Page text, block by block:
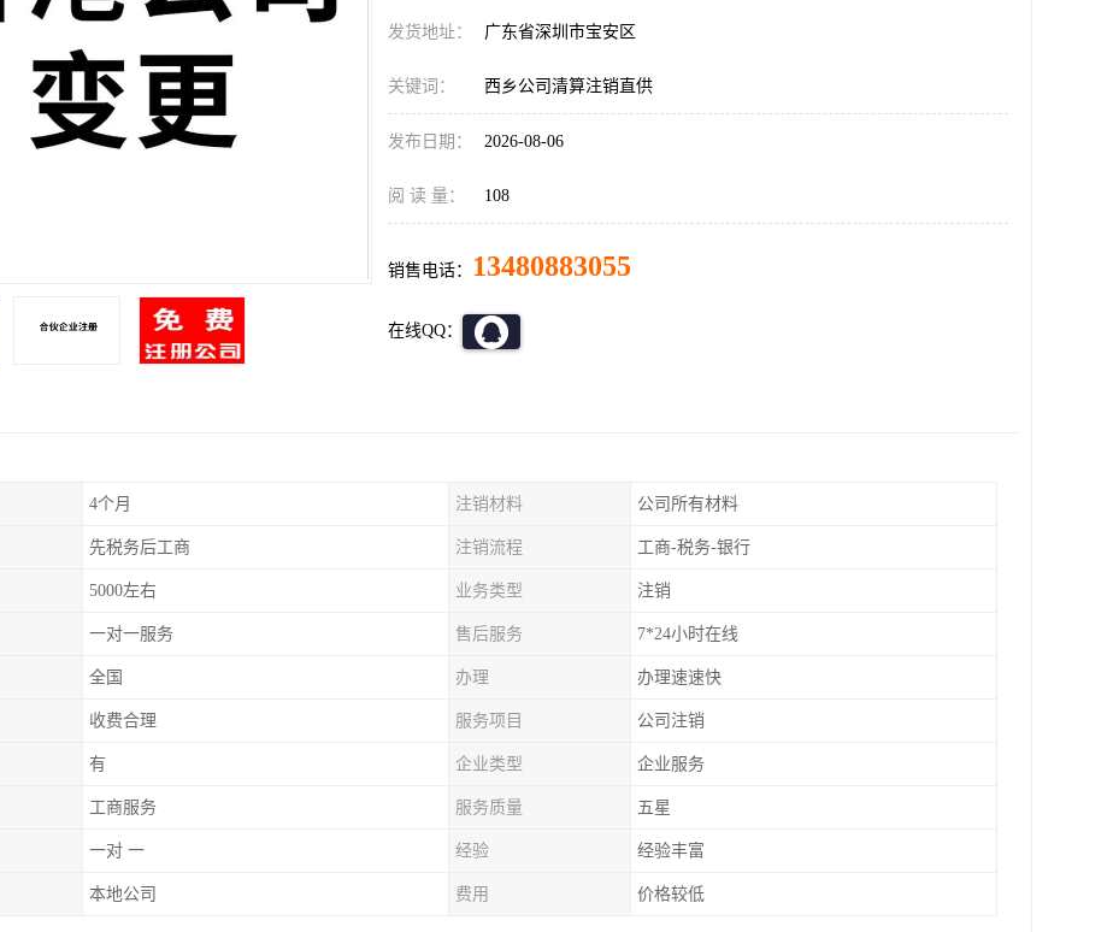
发货地址： 广东省深圳市宝安区
关键词： 西乡公司清算注销直供
发布日期： 2026-08-06
阅 读 量： 108
销售电话： 13480883055
在线QQ：
4个月 注销材料 公司所有材料
先税务后工商 注销流程 工商-税务-银行
5000左右 业务类型 注销
一对一服务 售后服务 7*24小时在线
全国 办理 办理速速快
收费合理 服务项目 公司注销
有 企业类型 企业服务
工商服务 服务质量 五星
一对 一 经验 经验丰富
本地公司 费用 价格较低